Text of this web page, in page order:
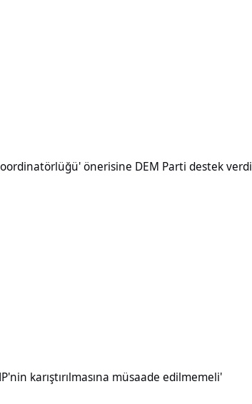
önerisine DEM Parti destek verdi
karıştırılmasına müsaade edilmemeli'